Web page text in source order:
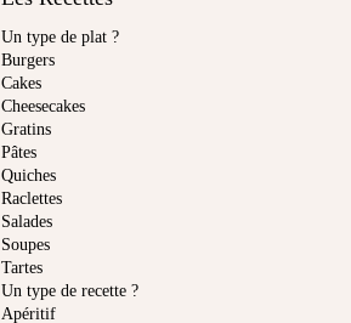
Un type de plat ?
Burgers
Cakes
Cheesecakes
Gratins
Pâtes
Quiches
Raclettes
Salades
Soupes
Tartes
Un type de recette ?
Apéritif